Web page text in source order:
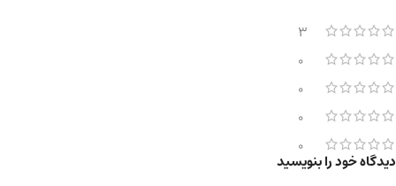
3
0
0
0
0
دیدگاه خود را بنویسید